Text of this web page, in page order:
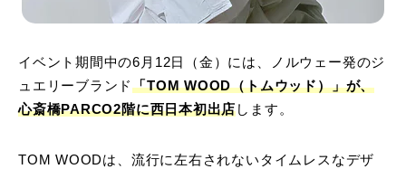
イベント期間中の6月12日（金）には、ノルウェー発のジ
ュエリーブランド「TOM WOOD（トムウッド）」が、
心斎橋PARCO2階に西日本初出店します。
TOM WOODは、流行に左右されないタイムレスなデザ